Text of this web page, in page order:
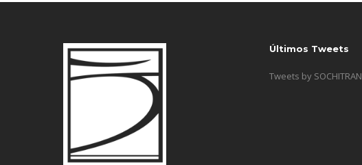
Últimos Tweets
Tweets by SOCHITRAN